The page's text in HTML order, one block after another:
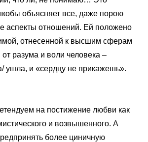
объясняет все, даже порою
аспекты отношений. Ей положено
отнесенной к высшим сферам
разума и воли человека –
ушла, и «сердцу не прикажешь».
на постижение любви как
и возвышенного. А
более циничную